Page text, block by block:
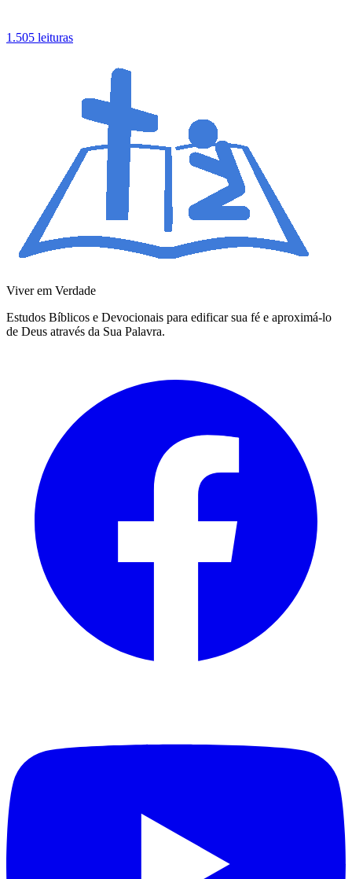
1.505 leituras
Viver em Verdade
Estudos Bíblicos e Devocionais para edificar sua fé e aproximá-lo
de Deus através da Sua Palavra.